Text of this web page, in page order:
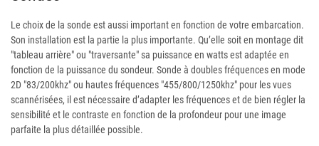
Le choix de la sonde est aussi important en fonction de votre embarcation.
Son installation est la partie la plus importante. Qu’elle soit en montage dit
"tableau arrière" ou "traversante" sa puissance en watts est adaptée en
fonction de la puissance du sondeur. Sonde à doubles fréquences en mode
2D "83/200khz" ou hautes fréquences "455/800/1250khz" pour les vues
scannérisées, il est nécessaire d’adapter les fréquences et de bien régler la
sensibilité et le contraste en fonction de la profondeur pour une image
parfaite la plus détaillée possible.